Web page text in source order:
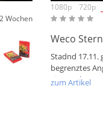
Wochen
2012 / 2013
1080p
720p
Weco
Stadnd 17.11.
begrenztes
einen
zum Artikel